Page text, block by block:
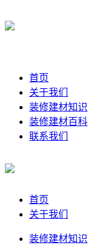
首页
关于我们
装修建材知识
装修建材百科
联系我们
首页
关于我们
装修建材知识